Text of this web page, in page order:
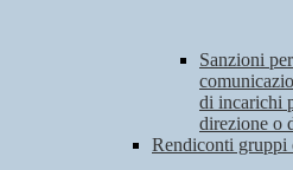
Sanzioni
di incarichi
direzione o
Rendiconti